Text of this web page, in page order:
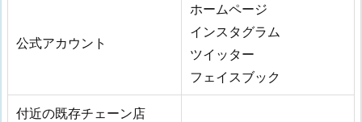
公式アカウント
ホームページ
インスタグラム
ツイッター
フェイスブック
付近の既存チェーン店